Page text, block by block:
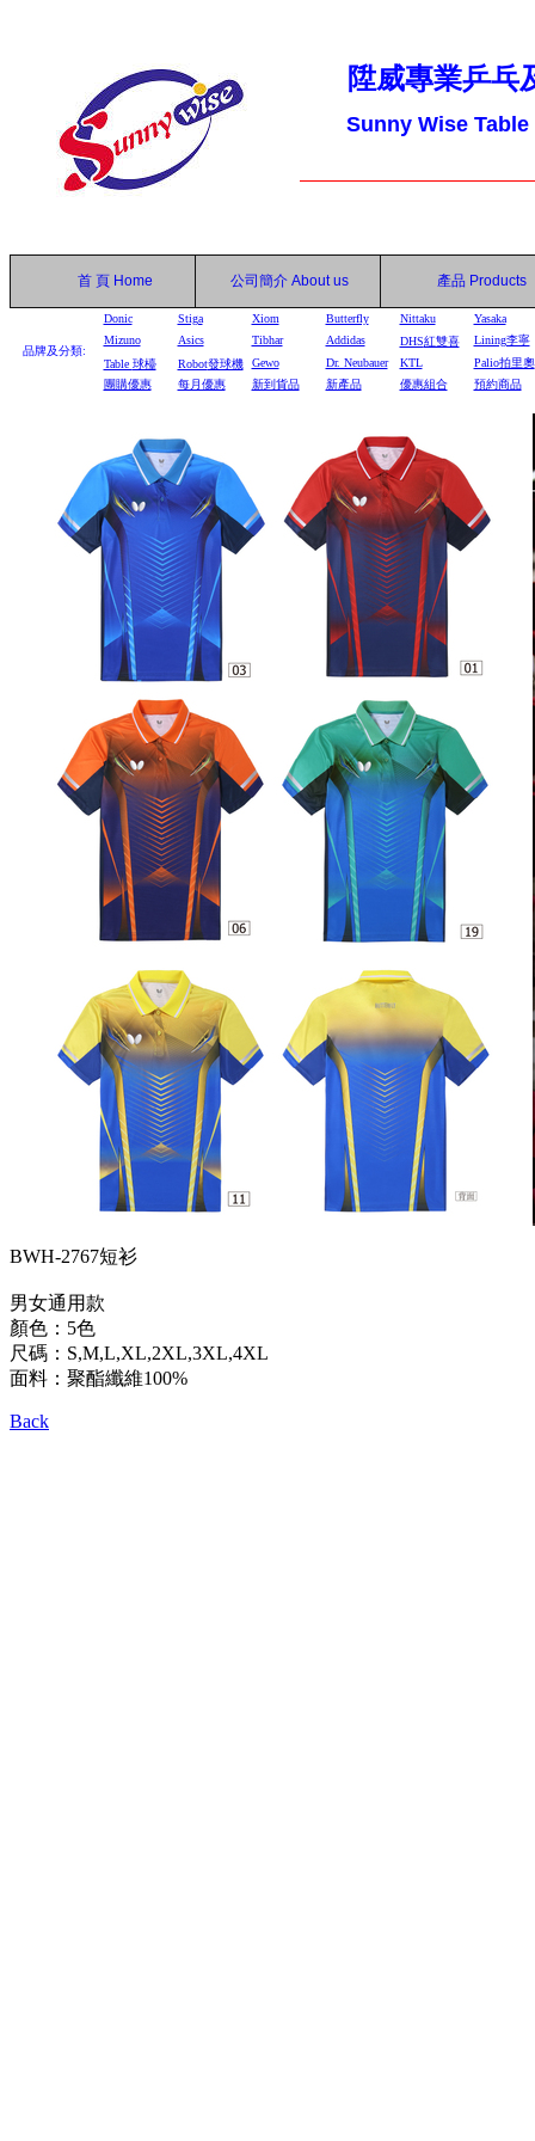
陞威專業乒乓
Sunny Wise
首 頁 Home 公司簡介 About us 產品 Products
品牌及分類:
Donic Stiga Xiom Butterfly Nittaku
Yasaka
Mizuno
Asics Tibhar Addidas DHS紅雙喜
Lining李寧
Table 球檯 Robot發球機 Gewo Dr. Neubauer KTL
Palio拍里奧
團購優惠
每月優惠 新到貨品 新產品 優惠組合 預約商品
BWH-2767短衫
男女通用款
顏色：5色
尺碼：S,M,L,XL,2XL,3XL,4XL
面料：聚酯纖維100%
Back